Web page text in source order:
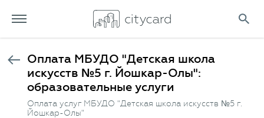
Оплата МБУДО "Детская школа
искусств №5 г. Йошкар-Олы":
образовательные услуги
Оплата услуг МБУДО "Детская школа искусств №5 г.
Йошкар-Олы"